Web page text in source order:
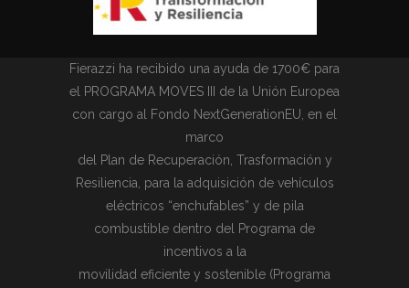
Fierazzi ha recibido una ayuda de 1700€ para
el PROGRAMA MOVES III de la Unión Europea
con cargo al Fondo NextGenerationEU, en el
marco
del Plan de Recuperación, Trasformación y
Resiliencia, para la adquisición de vehículos
eléctricos “enchufables” y de pila
combustible dentro del Programa de
incentivos a la
movilidad eficiente y sostenible (Programa